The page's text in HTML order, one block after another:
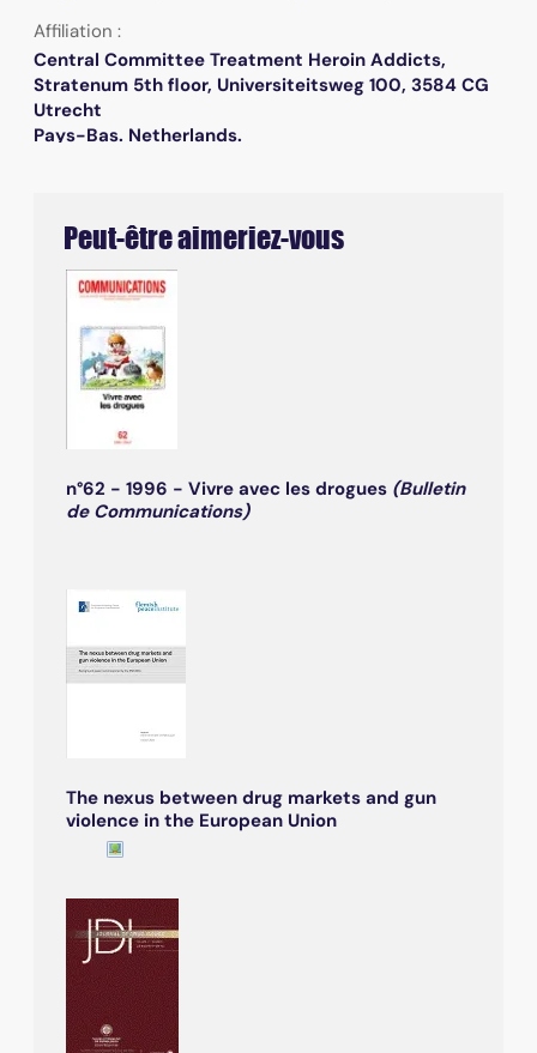
Affiliation :
Central Committee Treatment Heroin Addicts,
Stratenum 5th floor, Universiteitsweg 100, 3584 CG
Utrecht
Pays-Bas. Netherlands.
Peut-être aimeriez-vous
n°62 - 1996 - Vivre avec les drogues (Bulletin
de Communications)
The nexus between drug markets and gun
violence in the European Union